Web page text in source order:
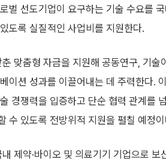
벌 선도기업이 요구하는 기술 수요를 국
도록 실질적인 사업비를 지원한다.
맞춤형 자금을 지원해 공동연구, 기술
이션 성과를 이끌어내는 데 주력한다.
경쟁력을 입증하고 단순 협력 관계를
수 있도록 전방위적 지원을 펼칠 예정
제약·바이오 및 의료기기 기업으로